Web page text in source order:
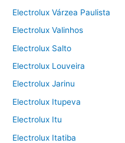
Electrolux Várzea Paulista
Electrolux Valinhos
Electrolux Salto
Electrolux Louveira
Electrolux Jarinu
Electrolux Itupeva
Electrolux Itu
Electrolux Itatiba